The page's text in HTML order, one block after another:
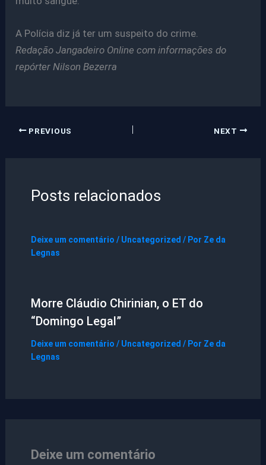
A Polícia diz já ter um suspeito do crime.
Redação Jangadeiro Online com informações do
repórter Nilson Bezerra
PREVIOUS NEXT
Posts relacionados
Deixe um comentário / Uncategorized / Por Ze da
Legnas
Morre Cláudio Chirinian, o ET do
“Domingo Legal”
Deixe um comentário / Uncategorized / Por Ze da
Legnas
Deixe um comentário